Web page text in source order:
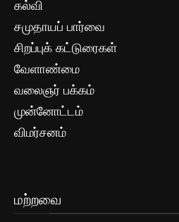
கல்வி
சமுதாயப் பார்வை
சிறப்புக் கட்டுரைகள்
வேளாண்மை
வலைஞர் பக்கம்
முன்னோட்டம்
விமர்சனம்
மற்றவை